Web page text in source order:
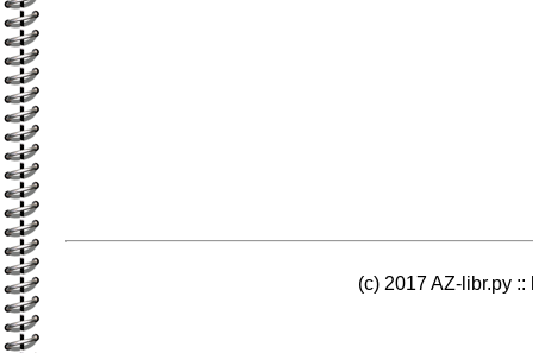
(c) 2017 AZ-libr.ру ::